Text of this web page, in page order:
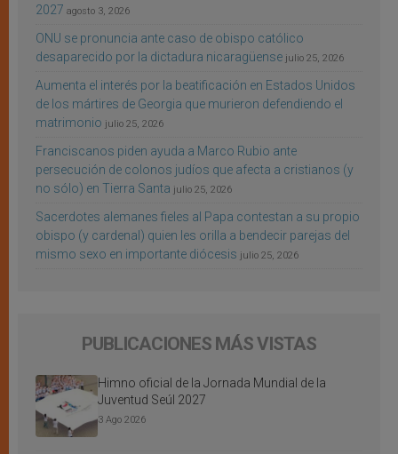
2027 agosto 3, 2026
ONU se pronuncia ante caso de obispo católico
desaparecido por la dictadura nicaragüense julio 25, 2026
Aumenta el interés por la beatificación en Estados Unidos
de los mártires de Georgia que murieron defendiendo el
matrimonio julio 25, 2026
Franciscanos piden ayuda a Marco Rubio ante
persecución de colonos judíos que afecta a cristianos (y
no sólo) en Tierra Santa julio 25, 2026
Sacerdotes alemanes fieles al Papa contestan a su propio
obispo (y cardenal) quien les orilla a bendecir parejas del
mismo sexo en importante diócesis julio 25, 2026
PUBLICACIONES MÁS VISTAS
Himno oficial de la Jornada Mundial de la
Juventud Seúl 2027
3 Ago 2026